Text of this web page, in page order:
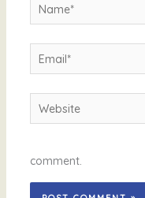
Email*
Website
comment.